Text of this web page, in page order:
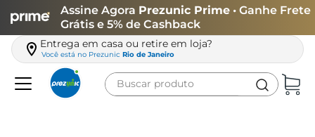
Assine Agora Prezunic Prime • Ganhe Frete
Grátis e 5% de Cashback
Entrega em casa ou retire em loja?
Você está no Prezunic Rio de Janeiro
Buscar produto